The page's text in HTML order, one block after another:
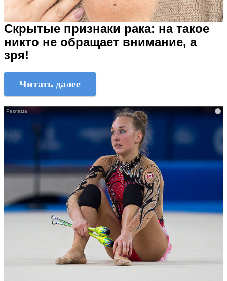
Скрытые признаки рака: на такое
никто не обращает внимание, а
зря!
Читать далее
i